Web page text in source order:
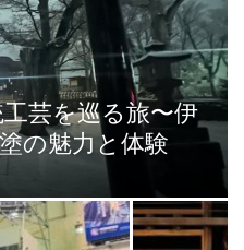
芸を巡る旅〜伊
の魅力と体験